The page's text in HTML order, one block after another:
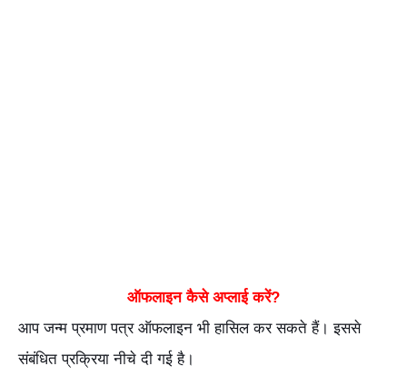
ऑफलाइन कैसे अप्लाई करें?
आप जन्म प्रमाण पत्र ऑफलाइन भी हासिल कर सकते हैं। इससे
संबंधित प्रक्रिया नीचे दी गई है।